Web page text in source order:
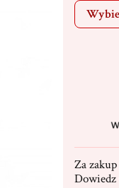
Za
Dowiedz